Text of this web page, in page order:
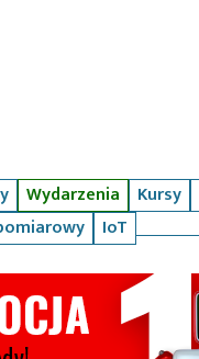
Wydarzenia Kursy
IoT